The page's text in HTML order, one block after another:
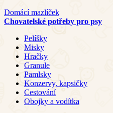
Domácí mazlíček
Chovatelské potřeby pro psy
Pelíšky
Misky
Hračky
Granule
Pamlsky
Konzervy, kapsičky
Cestování
Obojky a vodítka